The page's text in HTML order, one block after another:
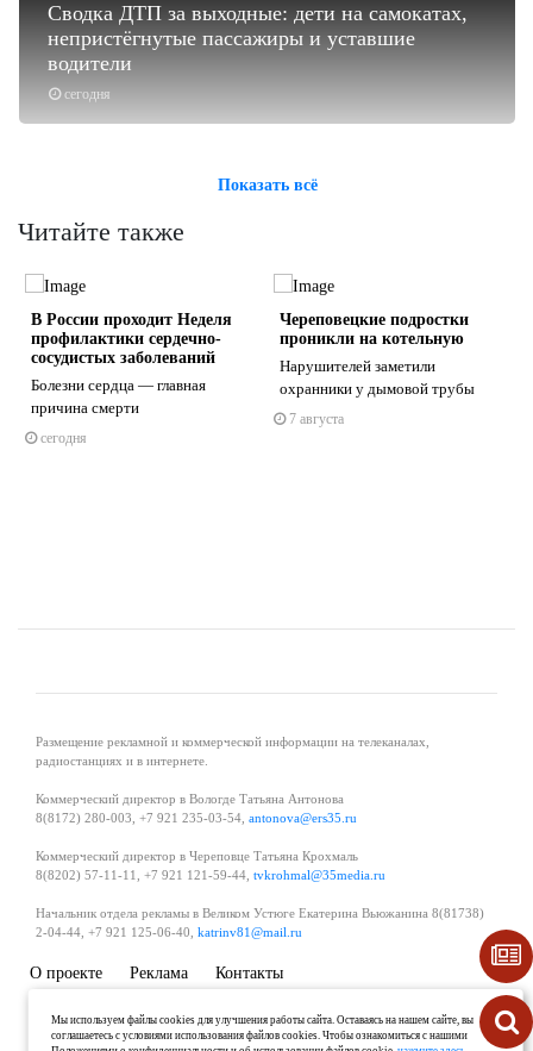
сегодня
Сводка ДТП за выходные: дети на самокатах,
непристёгнутые пассажиры и уставшие
водители
Показать всё
Читайте также
В России проходит Неделя
профилактики сердечно-
сосудистых заболеваний
Болезни сердца — главная
причина смерти
сегодня
Череповецкие подростки
проникли на котельную
Нарушителей заметили
охранники у дымовой трубы
7 августа
Размещение рекламной и коммерческой информации на телеканалах,
радиостанциях и в интернете.
Коммерческий директор в Вологде Татьяна Антонова
8(8172) 280-003, +7 921 235-03-54, antonova@ers35.ru
Коммерческий директор в Череповце Татьяна Крохмаль
8(8202) 57-11-11, +7 921 121-59-44, tvkrohmal@35media.ru
Начальник отдела рекламы в Великом Устюге Екатерина Вьюжанина 8(81738)
2-04-44, +7 921 125-06-40, katrinv81@mail.ru
О проекте Реклама
Контакты
Политика в области обработки и защиты персональных данных
Мы используем файлы cookies для улучшения работы сайта. Оставаясь на нашем сайте, вы
соглашаетесь с условиями использования файлов cookies. Чтобы ознакомиться с нашими